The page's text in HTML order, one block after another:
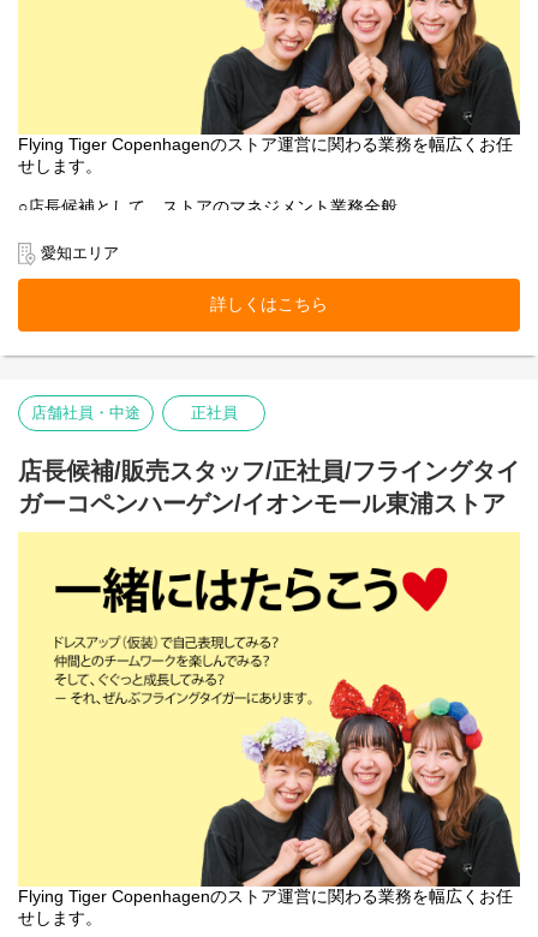
Flying Tiger Copenhagenのストア運営に関わる業務を幅広くお任
せします。
○店長候補として、ストアのマネジメント業務全般
○採用/教育全般
○ストア業務管理
-品出し
-ディスプレイ
-在庫管理・発注・検品
フライング タイガー コペンハーゲンの店内は、カテゴリー別にい
くつかのエリアに分かれています。
各エリアの責任者がカテゴリーマネージャーと呼ばれる社員で
す。
本店所在地及び本社・営業本部：
Zebra Japan株式会社（東京都渋谷区神宮前2-22-16）
愛知エリア
詳しくはこちら
店舗社員・中途 正社員
店長候補/販売スタッフ/正社員/フライングタイ
ガーコペンハーゲン/イオンモール東浦ストア
Flying Tiger Copenhagenのストア運営に関わる業務を幅広くお任
せします。